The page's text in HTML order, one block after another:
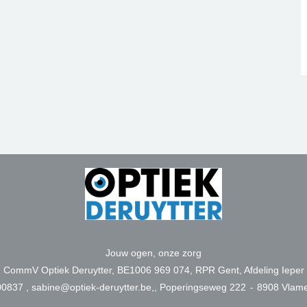
Jouw ogen, onze zorg
CommV Optiek Deruytter, BE1006 969 074, RPR Gent, Afdeling Ieper
, sabine@optiek-deruytter.be,, Poperingseweg 222 - 8908